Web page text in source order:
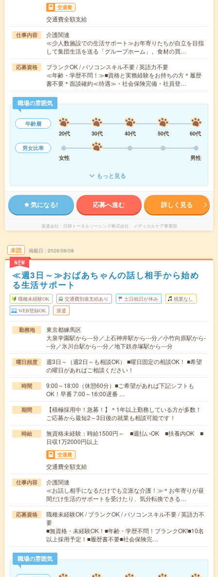
交通費
交通費全額支給
仕事内容
介護関連
≪少人数施設での生活サポート≫お年寄りたちが自立を目指
して集団生活を送る「グループホーム」。食材の買…
応募資格
ブランクOK / パソコンスキル不要 / 英語力不要
≪年齢・学歴不問！≫■資格と実務経験をお持ちの方＊履歴
書不要＊面談確約≪待遇≫・社会保険完備・社員登…
職場の雰囲気
年齢層
20代
30代 40代 50代
60代
男女比率
女性
男性
もっと見る
気になる! 応募へ進む 詳しく見る
派遣会社 日研トータルソーシング株式会社 メディカルケア事業部
未読
NEW
掲載日 2026/08/08
≪週3日～≫おばあちゃんの話し相手から始め
る生活サポート
職種未経験OK 交通費別途支給あり 土日祝日が休み 残業なし
WEB登録OK 派遣
勤務地
東京都練馬区
大泉学園駅から---分／上石神井駅から---分／小竹向原駅から-
--分／氷川台駅から---分／地下鉄赤塚駅から---分
曜日頻度
週3日～（週2日～も相談OK） ■曜日固定の相談OK！ ■希望
の曜日があればご相談ください！
時間
9:00～18:00（休憩60分）■ご希望があれば下記シフトも
OK！早番 7:00～16:00遅番 …
期間
【積極採用中！急募！】＊1年以上勤務している方が多数！
ご応募から最短2～3日後の就業も相談可能です！
時給
無資格未経験：時給1500円～ ■週払いOK ■扶養内OK ■
日収1万2000円以上
交通費
交通費全額支給
仕事内容
介護関連
≪お話し相手になるだけでも立派な介護！≫＊お年寄りが昼
間だけ生活のサポートを受けたり、気分転換できる…
応募資格
職種未経験OK / ブランクOK / パソコンスキル不要 / 英語力不
要
■無資格・未経験OK！■年齢・学歴不問！ブランクOK!■10名
以上採用予定！■履歴書不要■社会保険完…
職場の雰囲気